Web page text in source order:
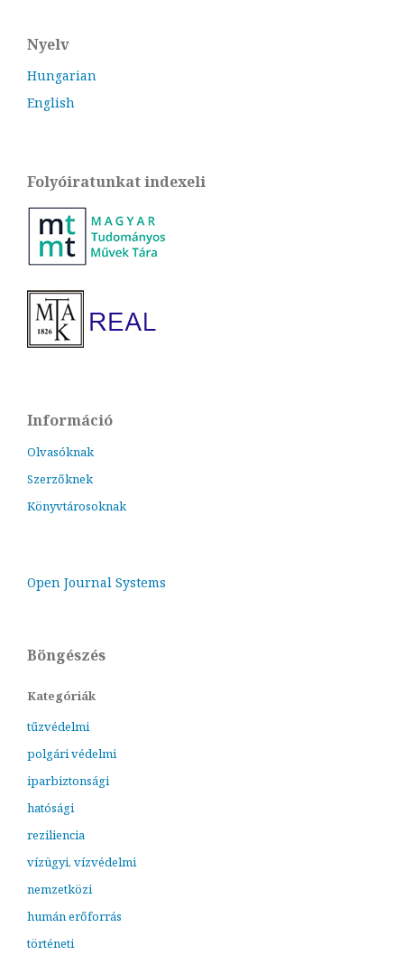
Nyelv
Hungarian
English
Folyóiratunkat indexeli
Információ
Olvasóknak
Szerzőknek
Könyvtárosoknak
Open Journal Systems
Böngészés
Kategóriák
tűzvédelmi
polgári védelmi
iparbiztonsági
hatósági
reziliencia
vízügyi, vízvédelmi
nemzetközi
humán erőforrás
történeti